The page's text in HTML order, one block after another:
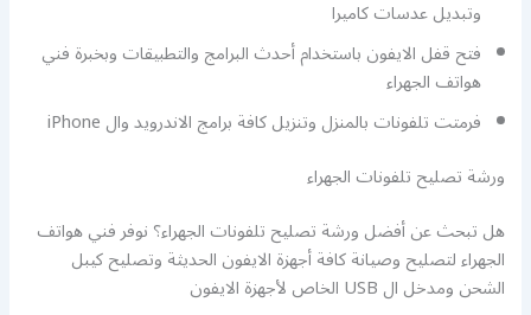
وتبديل عدسات كاميرا
فتح قفل الايفون باستخدام أحدث البرامج والتطبيقات وبخبرة فني
هواتف الجهراء
فرمتت تلفونات بالمنزل وتنزيل كافة برامج الاندرويد وال iPhone
ورشة تصليح تلفونات الجهراء
هل تبحث عن أفضل ورشة تصليح تلفونات الجهراء؟ نوفر فني هواتف
الجهراء لتصليح وصيانة كافة أجهزة الايفون الحديثة وتصليح كيبل
الشحن ومدخل ال USB الخاص لأجهزة الايفون